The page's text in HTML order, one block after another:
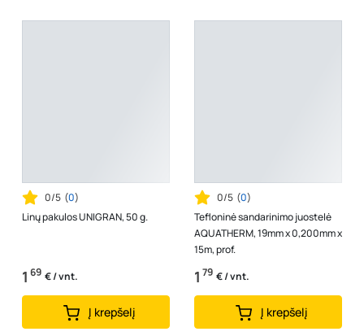
0/5 (0)
Linų pakulos UNIGRAN, 50 g.
1 69 € / vnt.
Į krepšelį
0/5 (0)
Tefloninė sandarinimo juostelė
AQUATHERM, 19mm x 0,200mm x
15m, prof.
1 79 € / vnt.
Į krepšelį